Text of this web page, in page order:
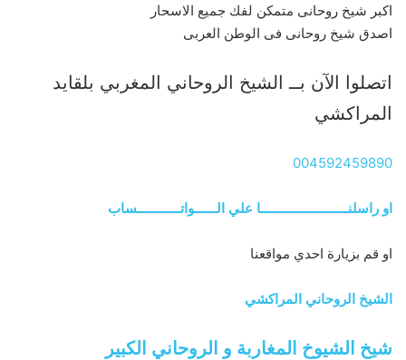
اكبر شيخ روحانى متمكن لفك جميع الاسحار
اصدق شيخ روحانى فى الوطن العربى
اتصلوا الآن بــ الشيخ الروحاني المغربي بلقايد
المراكشي
004592459890
او راسلنــــــــــــــــــــــــا علي الــــــواتــــــــــــساب
او قم بزيارة احدي مواقعنا
الشيخ الروحاني المراكشي
شيخ الشيوخ المغاربة و الروحاني الكبير